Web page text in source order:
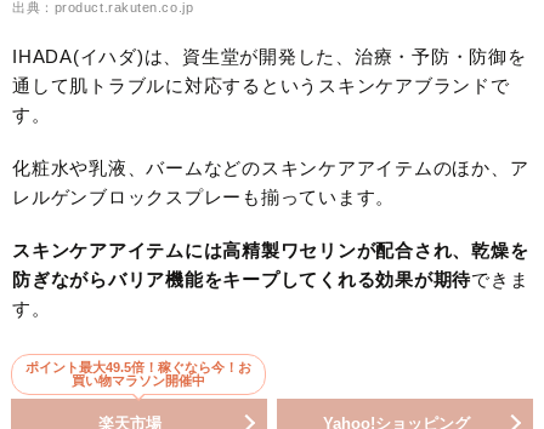
出典：product.rakuten.co.jp
IHADA(イハダ)は、資生堂が開発した、治療・予防・防御を
通して肌トラブルに対応するというスキンケアブランドで
す。
化粧水や乳液、バームなどのスキンケアアイテムのほか、ア
レルゲンブロックスプレーも揃っています。
スキンケアアイテムには高精製ワセリンが配合され、乾燥を
防ぎながらバリア機能をキープしてくれる効果が期待できま
す。
ポイント最大49.5倍！稼ぐなら今！お
買い物マラソン開催中
楽天市場 Yahoo!ショッピング